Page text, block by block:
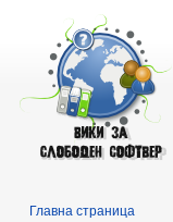
Главна страница